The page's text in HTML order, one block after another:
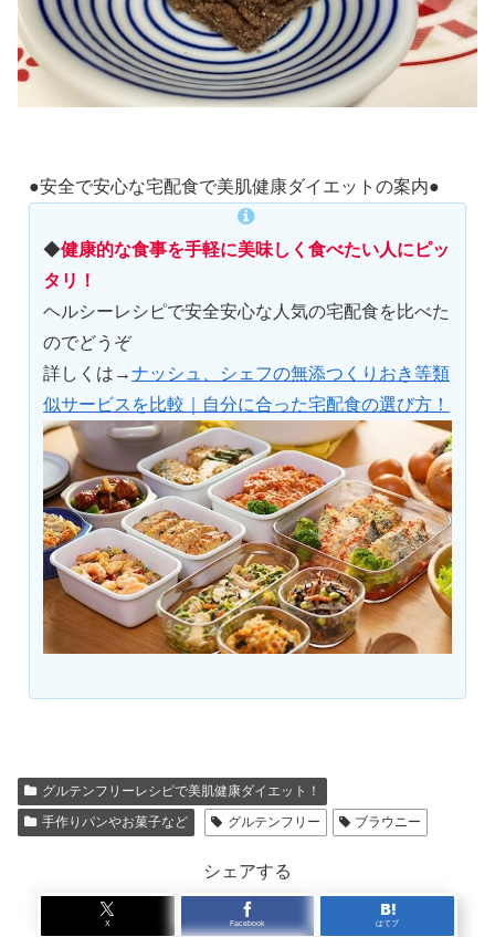
●安全で安心な宅配食で美肌健康ダイエットの案内●
◆健康的な食事を手軽に美味しく食べたい人にピッ
タリ！
ヘルシーレシピで安全安心な人気の宅配食を比べた
のでどうぞ
詳しくは→ナッシュ、シェフの無添つくりおき等類
似サービスを比較｜自分に合った宅配食の選び方！
グルテンフリーレシピで美肌健康ダイエット！
手作りパンやお菓子など
グルテンフリー ブラウニー
シェアする
X Facebook はてブ